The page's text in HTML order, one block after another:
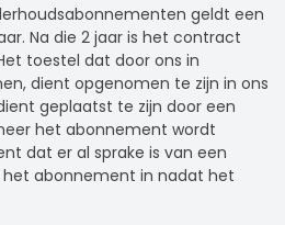
geldt een
Na die 2 jaar is het contract
toestel dat door ons in
dient opgenomen te zijn in ons
geplaatst te zijn door een
het abonnement wordt
dat er al sprake is van een
abonnement in nadat het